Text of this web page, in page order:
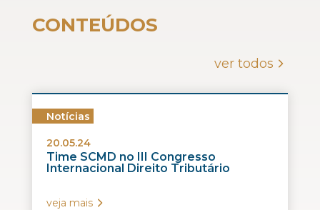
CONTEÚDOS
ver todos
Notícias
20.05.24
Time SCMD no III Congresso
Internacional Direito Tributário
veja mais